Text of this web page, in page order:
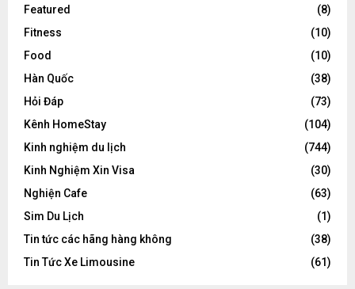
Featured
(8)
Fitness
(10)
Food
(10)
Hàn Quốc
(38)
Hỏi Đáp
(73)
Kênh HomeStay
(104)
Kinh nghiệm du lịch
(744)
Kinh Nghiệm Xin Visa
(30)
Nghiện Cafe
(63)
Sim Du Lịch
(1)
Tin tức các hãng hàng không
(38)
Tin Tức Xe Limousine
(61)